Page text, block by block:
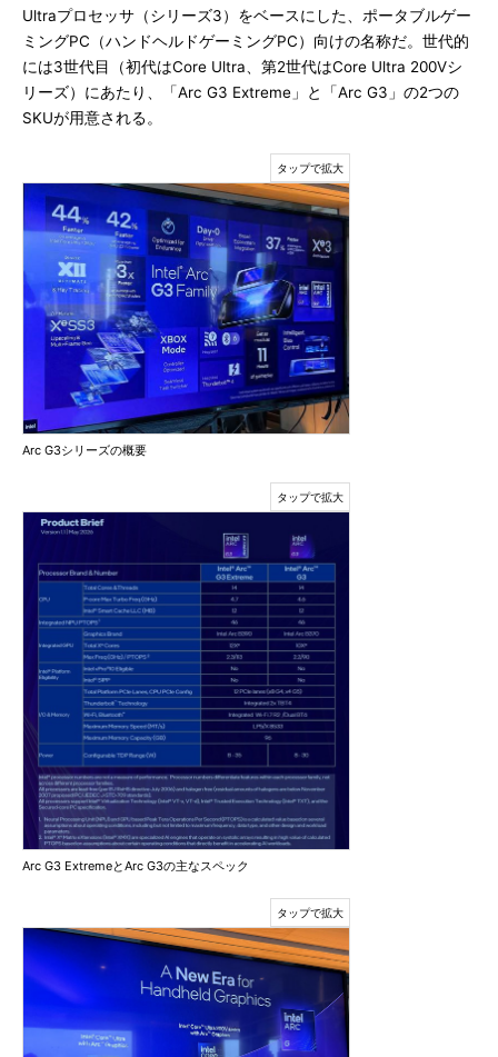
Ultraプロセッサ（シリーズ3）をベースにした、ポータブルゲー
ミングPC（ハンドヘルドゲーミングPC）向けの名称だ。世代的
には3世代目（初代はCore Ultra、第2世代はCore Ultra 200Vシ
リーズ）にあたり、「Arc G3 Extreme」と「Arc G3」の2つの
SKUが用意される。
Arc G3シリーズの概要
Arc G3 ExtremeとArc G3の主なスペック